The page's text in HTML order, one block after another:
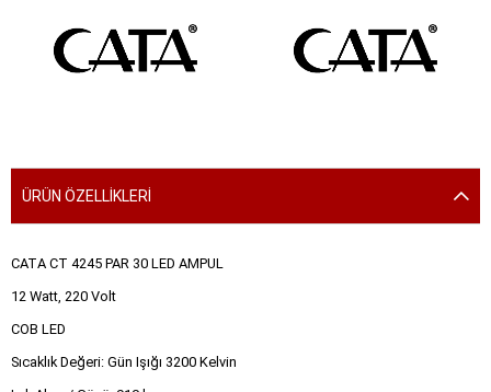
ÜRÜN ÖZELLIKLERI
CATA CT 4245 PAR 30 LED AMPUL
12 Watt, 220 Volt
COB LED
Sıcaklık Değeri: Gün Işığı 3200 Kelvin